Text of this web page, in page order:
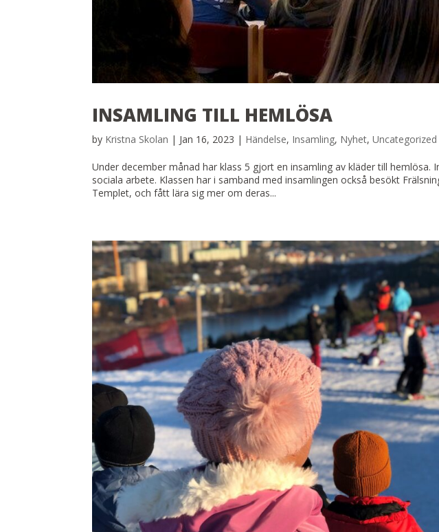
INSAMLING TILL HEMLÖSA
by Kristna Skolan | Jan 16, 2023 | Händelse, Insamling, Nyhet,Uncategorized
Under december månad har klass 5 gjort en insamling av kläder till hemlösa.
sociala arbete. Klassen har i samband med insamlingen också besökt
Templet, och fått lära sig mer om deras...